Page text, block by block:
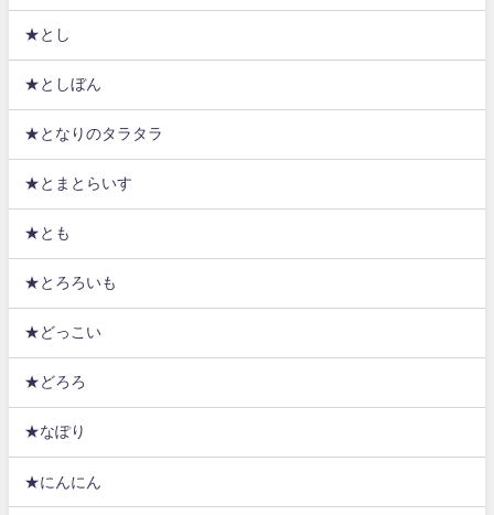
★とし
★としぼん
★となりのタラタラ
★とまとらいす
★とも
★とろろいも
★どっこい
★どろろ
★なぽり
★にんにん